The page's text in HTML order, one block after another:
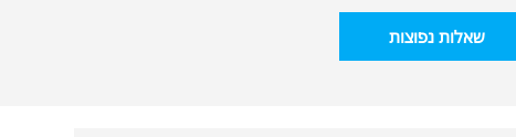
שאלות נפוצות